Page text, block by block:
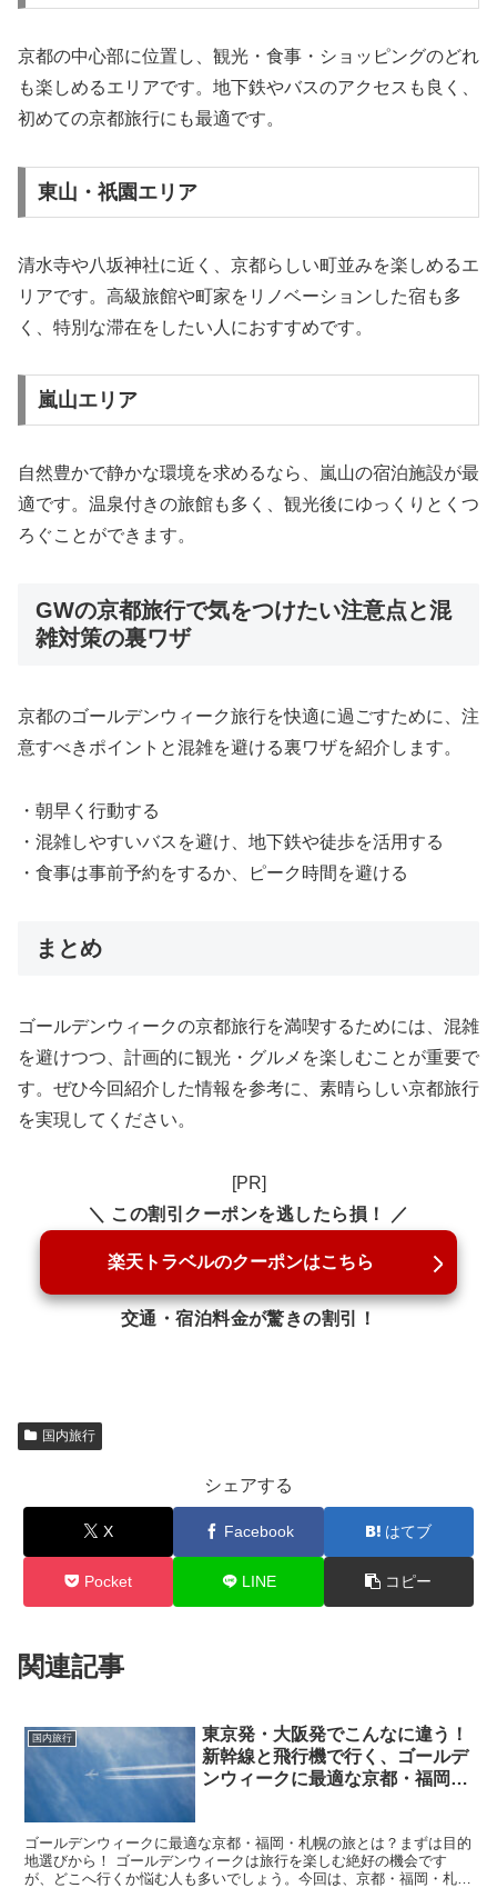
京都の中心部に位置し、観光・食事・ショッピングのどれ
も楽しめるエリアです。地下鉄やバスのアクセスも良く、
初めての京都旅行にも最適です。
東山・祇園エリア
清水寺や八坂神社に近く、京都らしい町並みを楽しめるエ
リアです。高級旅館や町家をリノベーションした宿も多
く、特別な滞在をしたい人におすすめです。
嵐山エリア
自然豊かで静かな環境を求めるなら、嵐山の宿泊施設が最
適です。温泉付きの旅館も多く、観光後にゆっくりとくつ
ろぐことができます。
GWの京都旅行で気をつけたい注意点と混
雑対策の裏ワザ
京都のゴールデンウィーク旅行を快適に過ごすために、注
意すべきポイントと混雑を避ける裏ワザを紹介します。
・朝早く行動する
・混雑しやすいバスを避け、地下鉄や徒歩を活用する
・食事は事前予約をするか、ピーク時間を避ける
まとめ
ゴールデンウィークの京都旅行を満喫するためには、混雑
を避けつつ、計画的に観光・グルメを楽しむことが重要で
す。ぜひ今回紹介した情報を参考に、素晴らしい京都旅行
を実現してください。
[PR]
＼ この割引クーポンを逃したら損！ ／
楽天トラベルのクーポンはこちら
交通・宿泊料金が驚きの割引！
国内旅行
シェアする
X Facebook はてブ
Pocket LINE コピー
関連記事
国内旅行
東京発・大阪発でこんなに違う！
新幹線と飛行機で行く、ゴールデ
ンウィークに最適な京都・福岡・
ゴールデンウィークに最適な京都・福岡・札幌の旅とは？まずは目的
地選びから！ ゴールデンウィークは旅行を楽しむ絶好の機会です
が、どこへ行くか悩む人も多いでしょう。今回は、京都・福岡・札幌